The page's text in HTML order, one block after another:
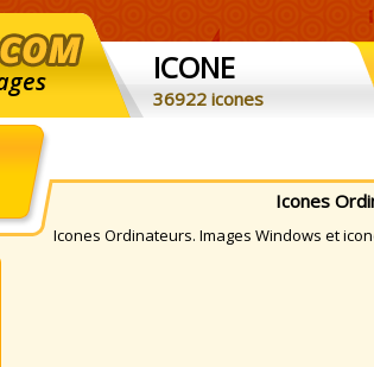
ICONE
36922 icones
Icones
Icones Ordinateurs. Images Windows et